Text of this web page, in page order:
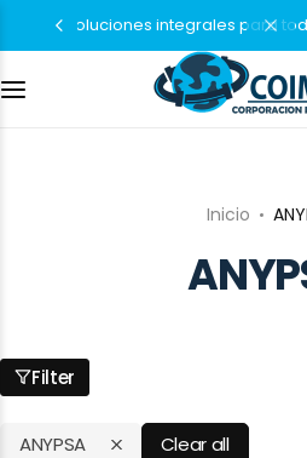
soluciones integrales para todos
Inicio
Filter
ANYPSA Clear all
Soluciones Automotrices